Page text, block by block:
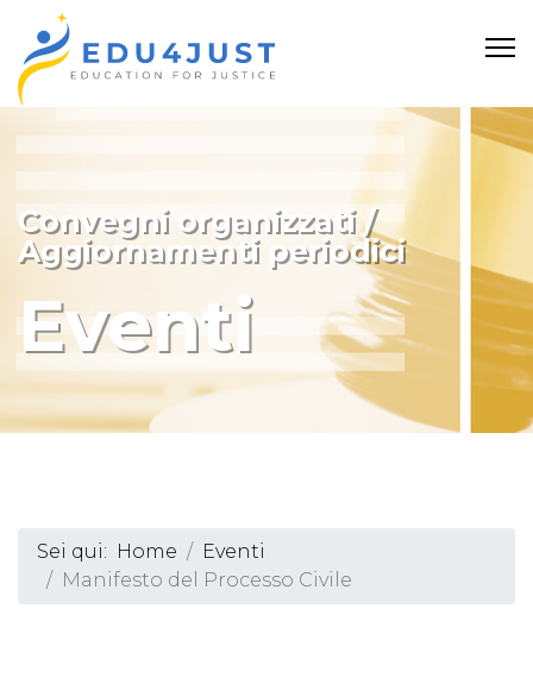
Eventi
Convegni organizzati /
Aggiornamenti periodici
Sei qui: Home
Eventi
Manifesto del Processo Civile